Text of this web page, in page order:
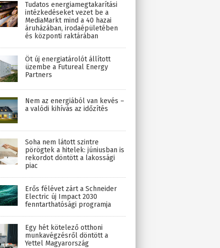
Tudatos energiamegtakarítási
intézkedéseket vezet be a
MediaMarkt mind a 40 hazai
áruházában, irodaépületében
és központi raktárában
Öt új energiatárolót állított
üzembe a Futureal Energy
Partners
Nem az energiából van kevés –
a valódi kihívás az időzítés
Soha nem látott szintre
pörögtek a hitelek: júniusban is
rekordot döntött a lakossági
piac
Erős félévet zárt a Schneider
Electric új Impact 2030
fenntarthatósági programja
Egy hét kötelező otthoni
munkavégzésről döntött a
Yettel Magyarország